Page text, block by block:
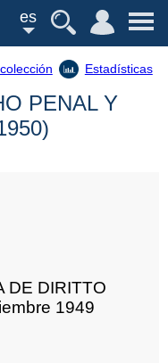
es
Estadísticas
PENAL Y
DE DIRITTO
1949